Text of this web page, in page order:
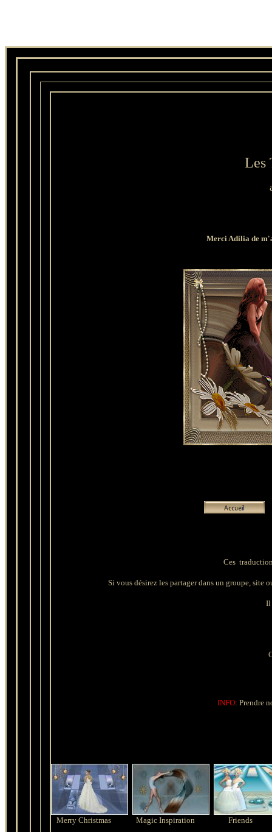
Les
Merci Adilia de
Ces
Si vous désirez les partager dans un groupe,
Il
INFO: Prendre
Merry Christmas Magic Inspiration Friends